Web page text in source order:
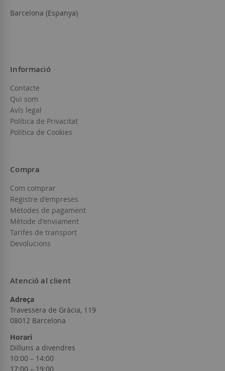
Barcelona (Espanya)
Informació
Contacte
Qui som
Avís legal
Política de Privacitat
Política de Cookies
Compra
Com comprar
Registre d'empreses
Mètodes de pagament
Mètode d'enviament
Tarifes de transport
Devolucions
Atenció al client
Adreça
Travessera de Gràcia, 119
08012 Barcelona
Horari
Dilluns a divendres
10:00 – 14:00
17:00 – 19:00